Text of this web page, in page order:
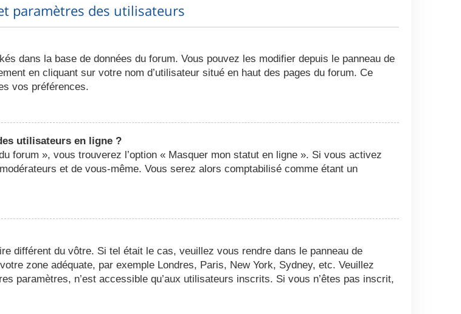
paramètres des utilisateurs
dans la base de données du forum. Vous pouvez les modifier depuis le panneau de
en cliquant sur votre nom d’utilisateur situé en haut des pages du forum. Ce
vos préférences.
utilisateurs en ligne ?
forum », vous trouverez l’option « Masquer mon statut en ligne ». Si vous activez
et de vous-même. Vous serez alors comptabilisé comme étant un
différent du vôtre. Si tel était le cas, veuillez vous rendre dans le panneau de
zone adéquate, par exemple Londres, Paris, New York, Sydney, etc. Veuillez
paramètres, n’est accessible qu’aux utilisateurs inscrits. Si vous n’êtes pas inscrit,